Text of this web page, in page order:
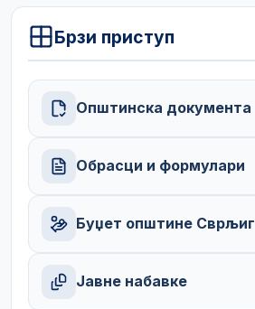
Брзи приступ
Општинска документа
Обрасци и формулари
Буџет општине Сврљиг
Јавне набавке